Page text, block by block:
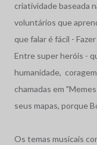
criatividade baseada
voluntários que
que falar é fácil -
Entre super heróis -
humanidade,
chamadas em
seus mapas, porque
Os temas musicais